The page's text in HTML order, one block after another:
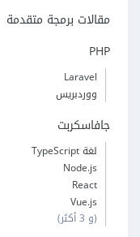
مقالات برمجة متقدمة
PHP
Laravel
ووردبريس
جافاسكربت
لغة TypeScript
Node.js
React
Vue.js
(و 3 أكثر)